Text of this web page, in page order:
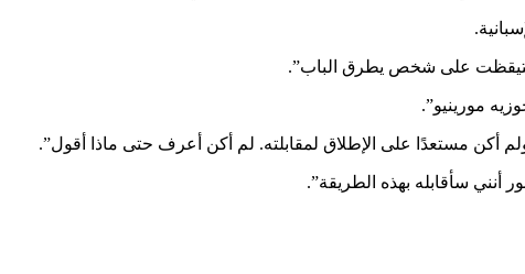
استيقظت على شخص يطرق الباب”.
مورينيو”.
أكن مستعدًا على الإطلاق لمقابلته. لم أكن أعرف حتى ماذا أقول”.
سأقابله بهذه الطريقة”.